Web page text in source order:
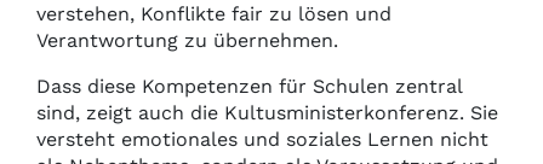
verstehen, Konflikte fair zu lösen und
Verantwortung zu übernehmen.
Dass diese Kompetenzen für Schulen zentral
sind, zeigt auch die Kultusministerkonferenz. Sie
versteht emotionales und soziales Lernen nicht